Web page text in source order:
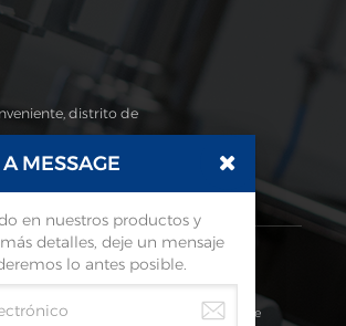
distrito de
Manténgase Informado, Suscríbase Y Le
MESSAGE
en nuestros productos y
detalles, deje un mensaje
lo antes posible.